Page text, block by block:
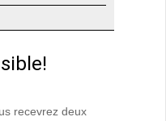
recevrez deux